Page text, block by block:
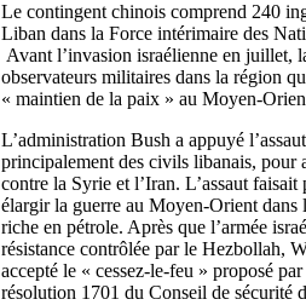
Le contingent chinois comprend 240
Liban dans la Force intérimaire des
Avant l’invasion israélienne en juillet,
observateurs militaires dans la région
« maintien de la paix » au Moyen-
L’administration Bush a appuyé
principalement des civils libanais, pour
contre la Syrie et l’Iran. L’assaut faisait
élargir la guerre au Moyen-Orient dans
riche en pétrole. Après que l’armée
résistance contrôlée par le Hezbollah,
accepté le « cessez-le-feu » proposé
résolution 1701 du Conseil de sécurité